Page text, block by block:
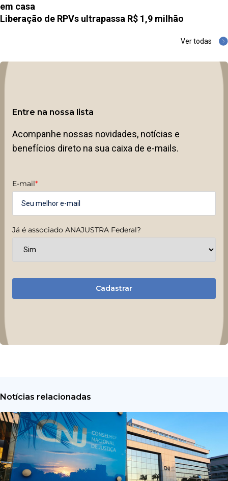
em casa
Liberação de RPVs ultrapassa R$ 1,9 milhão
Ver todas
Entre na nossa lista
Acompanhe nossas novidades, notícias e
benefícios direto na sua caixa de e-mails.
E-mail*
Já é associado ANAJUSTRA Federal?
Cadastrar
Notícias relacionadas